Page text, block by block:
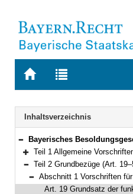
Zur
BAYERN.RECHT
Zur
letzten
Suche
Navigation
Inhaltsverzeichnis
Bereich reduzieren
Bayerisches Besoldungsgesetz (BayBesG) Vom 5.
Bereich erweitern
Teil 1 Allgemeine
Bereich reduzieren
Teil 2 Grundbezüge (Art.
Bereich reduzieren
Abschnitt 1 Vorschriften für Beamte und
Art. 19 Grundsatz der